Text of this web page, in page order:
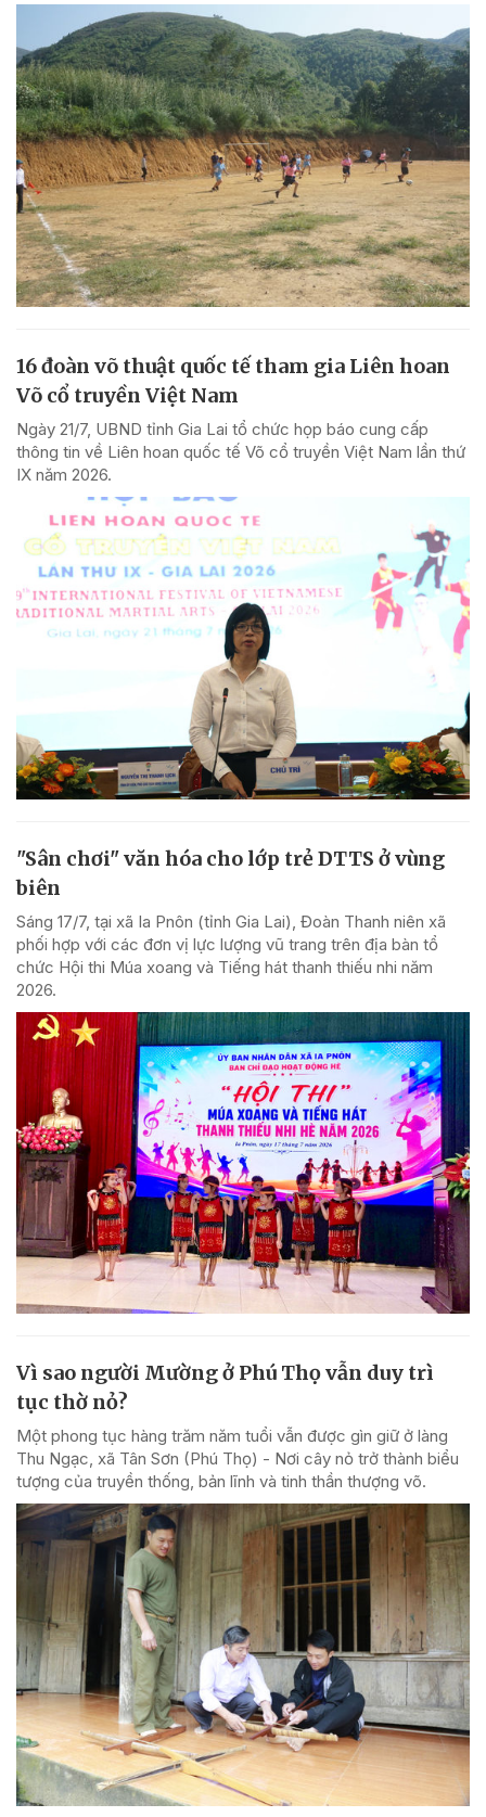
16 đoàn võ thuật quốc tế tham gia Liên hoan
Võ cổ truyền Việt Nam
Ngày 21/7, UBND tỉnh Gia Lai tổ chức họp báo cung cấp
thông tin về Liên hoan quốc tế Võ cổ truyền Việt Nam lần thứ
IX năm 2026.
"Sân chơi" văn hóa cho lớp trẻ DTTS ở vùng
biên
Sáng 17/7, tại xã Ia Pnôn (tỉnh Gia Lai), Đoàn Thanh niên xã
phối hợp với các đơn vị lực lượng vũ trang trên địa bàn tổ
chức Hội thi Múa xoang và Tiếng hát thanh thiếu nhi năm
2026.
Vì sao người Mường ở Phú Thọ vẫn duy trì
tục thờ nỏ?
Một phong tục hàng trăm năm tuổi vẫn được gìn giữ ở làng
Thu Ngạc, xã Tân Sơn (Phú Thọ) - Nơi cây nỏ trở thành biểu
tượng của truyền thống, bản lĩnh và tinh thần thượng võ.